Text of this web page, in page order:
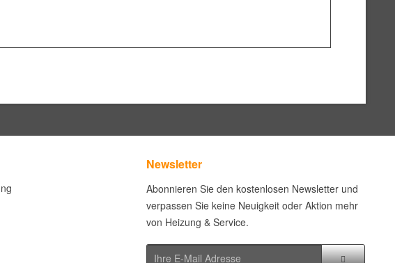
Newsletter
Abonnieren Sie den kostenlosen Newsletter und
verpassen Sie keine Neuigkeit oder Aktion mehr
von Heizung & Service.